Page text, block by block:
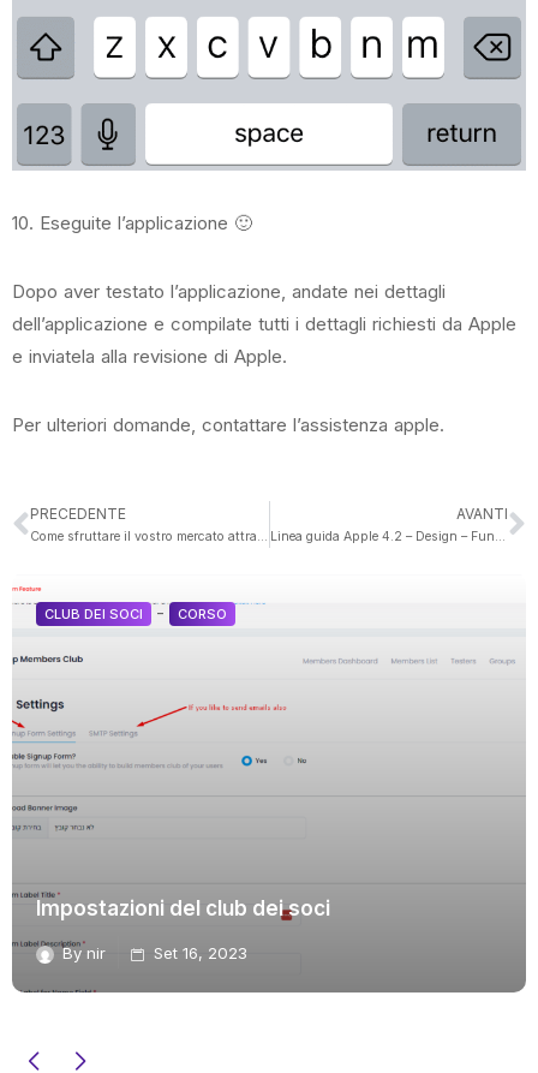
10. Eseguite l’applicazione 🙂
Dopo aver testato l’applicazione, andate nei dettagli
dell’applicazione e compilate tutti i dettagli richiesti da Apple
e inviatela alla revisione di Apple.
Per ulteriori domande, contattare l’assistenza apple.
PRECEDENTE
Come sfruttare il vostro mercato attraverso il vostro sito web senza preoccuparvi troppo?
AVANTI
Linea guida Apple 4.2 – Design – Funzionalità minima
CLUB DEI SOCI - CORSO
Impostazioni del club dei soci
By nir Set 16, 2023